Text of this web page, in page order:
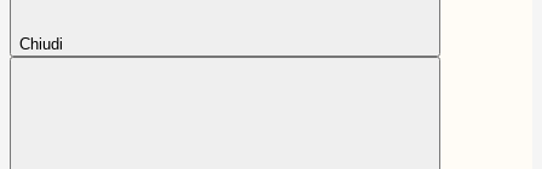
Chiudi